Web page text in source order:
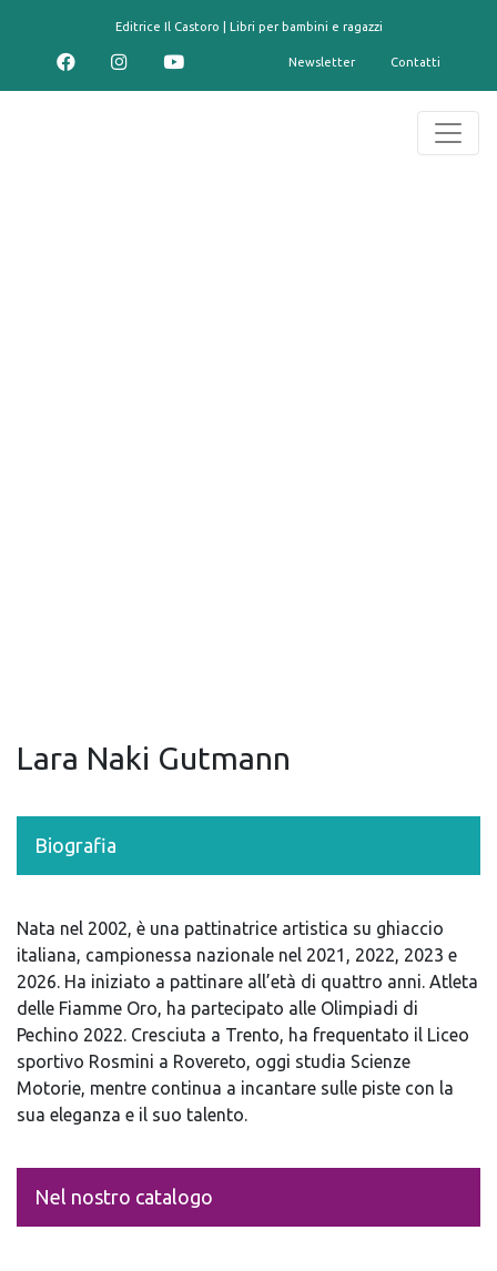
Editrice Il Castoro | Libri per bambini e ragazzi
Newsletter Contatti
Lara Naki Gutmann
Biografia
Nata nel 2002, è una pattinatrice artistica su ghiaccio
italiana, campionessa nazionale nel 2021, 2022, 2023 e
2026. Ha iniziato a pattinare all’età di quattro anni. Atleta
delle Fiamme Oro, ha partecipato alle Olimpiadi di
Pechino 2022. Cresciuta a Trento, ha frequentato il Liceo
sportivo Rosmini a Rovereto, oggi studia Scienze
Motorie, mentre continua a incantare sulle piste con la
sua eleganza e il suo talento.
Nel nostro catalogo